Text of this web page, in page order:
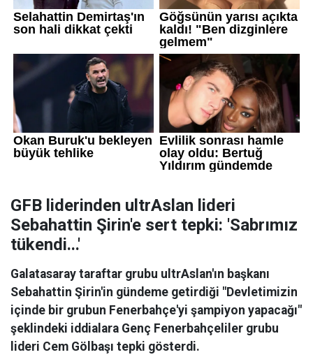
GFB liderinden ultrAslan lideri
Sebahattin Şirin'e sert tepki: 'Sabrımız
tükendi...'
Galatasaray taraftar grubu ultrAslan'ın başkanı
Sebahattin Şirin'in gündeme getirdiği "Devletimizin
içinde bir grubun Fenerbahçe'yi şampiyon yapacağı"
şeklindeki iddialara Genç Fenerbahçeliler grubu
lideri Cem Gölbaşı tepki gösterdi.